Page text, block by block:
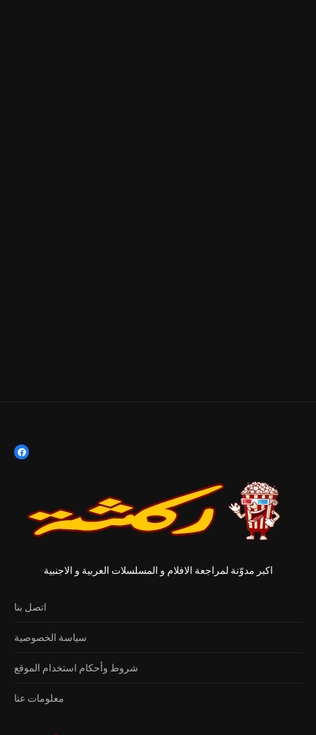
اكبر مدوّنة لمراجعة الافلام و المسلسلات العربية و الاجنبية
اتصل بنا
سياسة الخصوصية
شروط وأحكام استخدام الموقع
معلومات عنا